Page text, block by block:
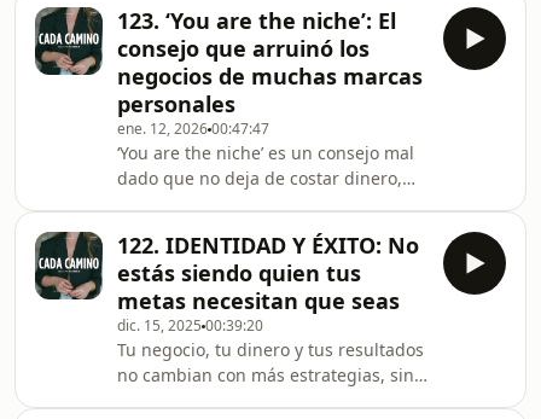
y demasiado arraigado en el interior
de la me
debería elegirme a mí entre todas las
opciones.”En este episodio
desmontamos uno de los mitos más
repetidos en negocios digitales: la
supuesta saturación del mercado.
Porque si todas las industrias
estuvieran realmente saturadas al
mismo tiempo, el problema no sería
estru
123. ‘You are the niche’: El
consejo que arruinó los
negocios de muchas marcas
personales
ene. 12, 202600:47:47
‘You are the niche’ es un consejo mal
dado que no deja de costar dinero,
creadoras en todo el mundo.Cuando
creas una marca personal con el
objetivo de crear y crecer un negocio
basado en tu expertise y monetizarlo
a través de tus servicios, productos y
contenido un ingrediente infaltable
es tu identidad profesional.Sin
embargo, por culpa de este consejo,
122. IDENTIDAD Y ÉXITO: No
estás siendo quien tus
metas necesitan que seas
dic. 15, 2025 00:39:20
Tu negocio, tu dinero y tus resultados
no cambian con más estrategias, sino